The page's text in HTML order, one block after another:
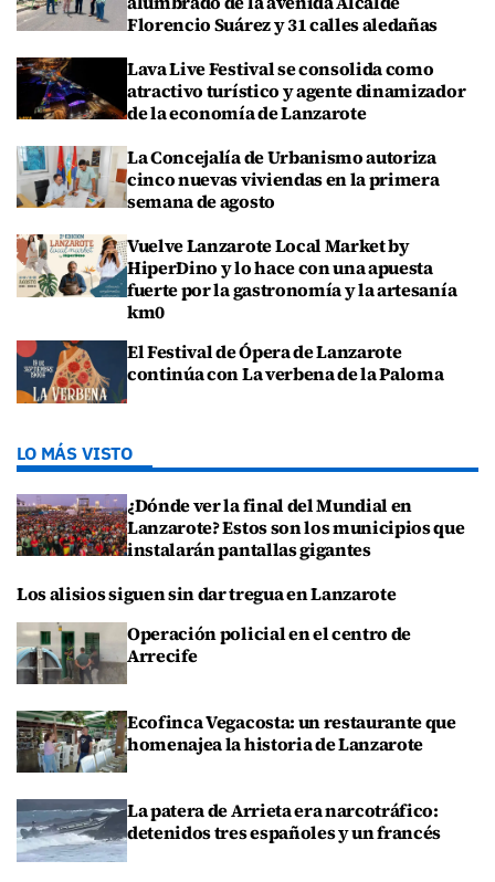
Florencio Suárez y 31 calles aledañas
Lava Live Festival se consolida como
atractivo turístico y agente dinamizador
de la economía de Lanzarote
La Concejalía de Urbanismo autoriza
cinco nuevas viviendas en la primera
semana de agosto
Vuelve Lanzarote Local Market by
HiperDino y lo hace con una apuesta
fuerte por la gastronomía y la artesanía
km0
El Festival de Ópera de Lanzarote
continúa con La verbena de la Paloma
LO MÁS VISTO
¿Dónde ver la final del Mundial en
Lanzarote? Estos son los municipios que
instalarán pantallas gigantes
Los alisios siguen sin dar tregua en Lanzarote
Operación policial en el centro de
Arrecife
Ecofinca Vegacosta: un restaurante que
homenajea la historia de Lanzarote
La patera de Arrieta era narcotráfico:
detenidos tres españoles y un francés